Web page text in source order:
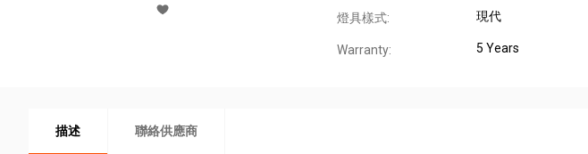
燈具樣式: 現代
Warranty: 5 Years
描述 聯絡供應商